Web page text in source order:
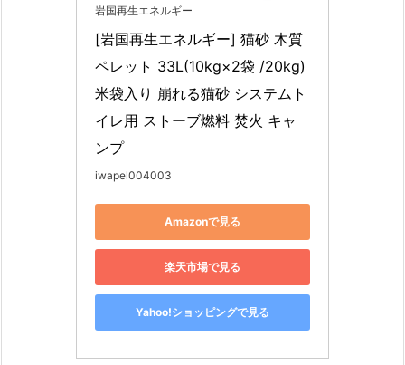
岩国再生エネルギー
[岩国再生エネルギー] 猫砂 木質
ペレット 33L(10kg×2袋 /20kg)
米袋入り 崩れる猫砂 システムト
イレ用 ストーブ燃料 焚火 キャ
ンプ
iwapel004003
Amazonで見る
楽天市場で見る
Yahoo!ショッピングで見る